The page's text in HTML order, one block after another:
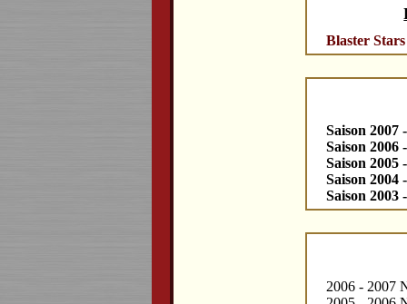
Blaster Stars
Saison 2007
Saison 2006
Saison 2005
Saison 2004
Saison 2003
2006 - 2007